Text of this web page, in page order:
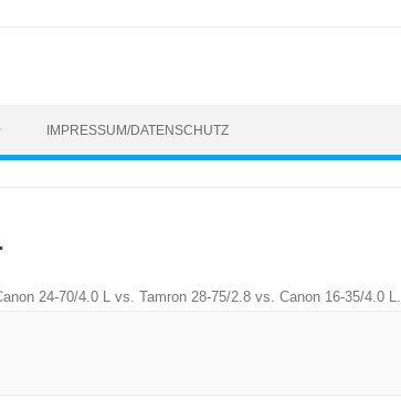
IMPRESSUM/DATENSCHUTZ
24-70/4.0 L vs. Tamron 28-75/2.8 vs. Canon 16-35/4.0 L.